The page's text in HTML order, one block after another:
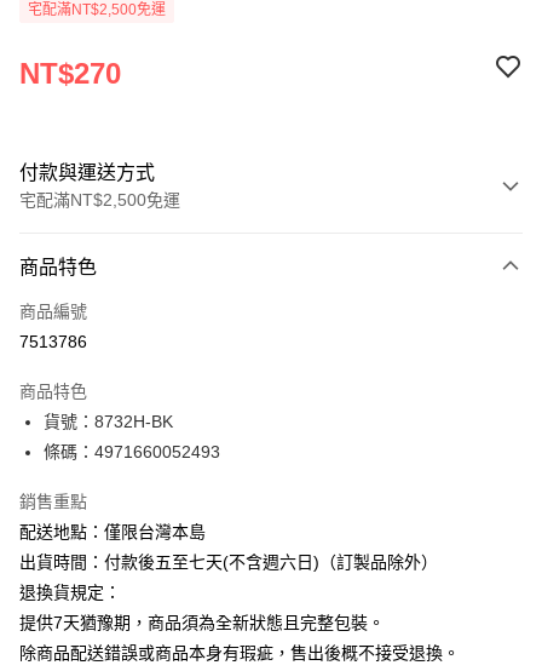
宅配滿NT$2,500免運
NT$270
付款與運送方式
宅配滿NT$2,500免運
信用卡一次付款
Apple Pay
悠遊付
ATM付款
運送方式
下單前請先詢問庫存
每筆NT$130，滿NT$2,500(含以上)免運費
商品特色
商品編號
7513786
商品特色
貨號：8732H-BK
條碼：4971660052493
銷售重點
配送地點：僅限台灣本島
出貨時間：付款後五至七天(不含週六日)（訂製品除外）
退換貨規定：
提供7天猶豫期，商品須為全新狀態且完整包裝。
除商品配送錯誤或商品本身有瑕疵，售出後概不接受退換。